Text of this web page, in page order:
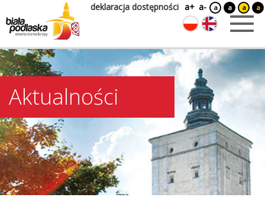
deklaracja dostępności a+ a- a a a a
Aktualności